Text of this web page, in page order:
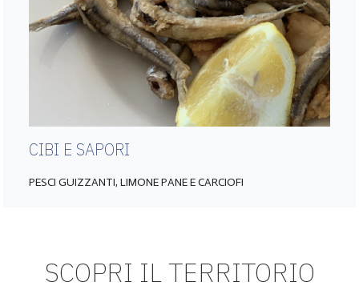
CIBI E SAPORI
PESCI GUIZZANTI, LIMONE PANE E CARCIOFI
SCOPRI IL TERRITORIO